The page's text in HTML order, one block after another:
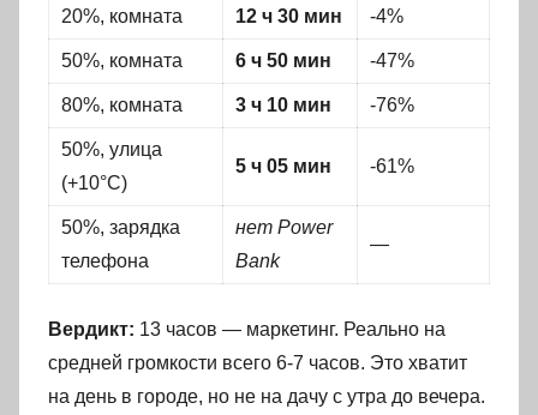
20%, комната 12 ч 30 мин -4%
50%, комната 6 ч 50 мин -47%
80%, комната 3 ч 10 мин -76%
50%, улица
(+10°C)
5 ч 05 мин -61%
50%, зарядка
телефона
нет Power
Bank
—
Вердикт: 13 часов — маркетинг. Реально на
средней громкости всего 6-7 часов. Это хватит
на день в городе, но не на дачу с утра до вечера.